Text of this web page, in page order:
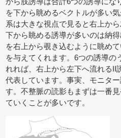
から肢誘導は合計6つの誘導にな
を下から眺めるベクトルが多い
系は大きな視点で見ると右上か
下から眺める誘導が多いのは納
を右上から覗き込むように眺め
を与えてくれます。6つの誘導の
れれば、右上から左下へ流れるII
代表しています。事実、モニタ
す。不整脈の読影もまずは一番
ていくことが多いです。